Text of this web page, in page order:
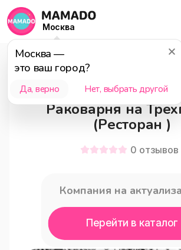
Москва
Москва —
это ваш город?
Да, верно Нет, выбрать другой
Москва
Раковарня на
(Ресторан )
0 отзывов
Компания на
Перейти в каталог